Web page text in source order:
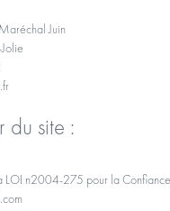
Juin
du site :
LOI n2004-275 pour la